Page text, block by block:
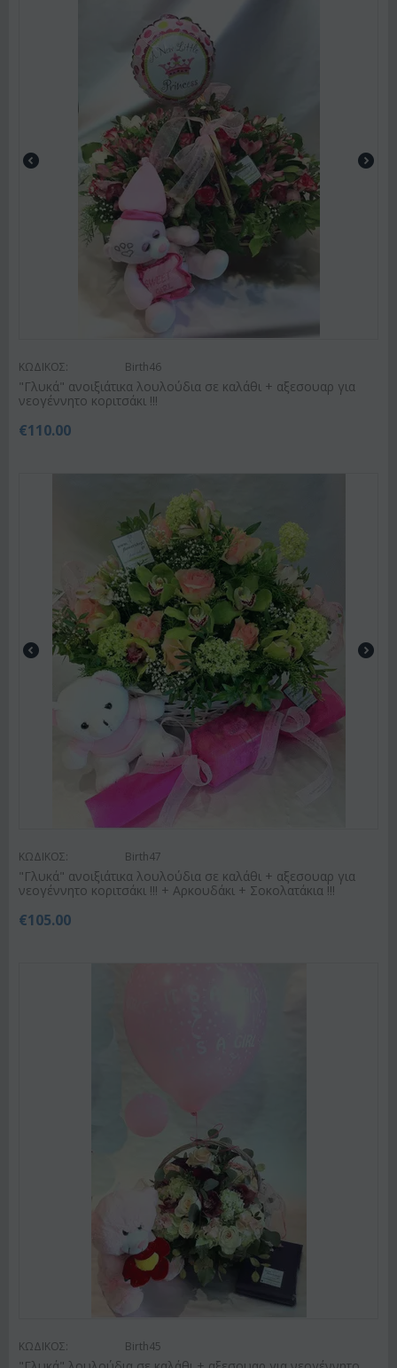
ΚΩΔΙΚΟΣ: Birth46
"Γλυκά" ανοιξιάτικα λουλούδια σε καλάθι + αξεσουαρ για
νεογέννητο κοριτσάκι !!!
€110.00
ΚΩΔΙΚΟΣ: Birth47
"Γλυκά" ανοιξιάτικα λουλούδια σε καλάθι + αξεσουαρ για
νεογέννητο κοριτσάκι !!! + Αρκουδάκι + Σοκολατάκια !!!
€105.00
ΚΩΔΙΚΟΣ: Birth45